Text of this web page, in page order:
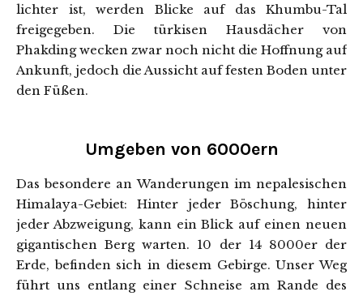
lichter ist, werden Blicke auf das Khumbu-Tal
freigegeben. Die türkisen Hausdächer von
Phakding wecken zwar noch nicht die Hoffnung auf
Ankunft, jedoch die Aussicht auf festen Boden unter
den Füßen.
Umgeben von 6000ern
Das besondere an Wanderungen im nepalesischen
Himalaya-Gebiet: Hinter jeder Böschung, hinter
jeder Abzweigung, kann ein Blick auf einen neuen
gigantischen Berg warten. 10 der 14 8000er der
Erde, befinden sich in diesem Gebirge. Unser Weg
führt uns entlang einer Schneise am Rande des